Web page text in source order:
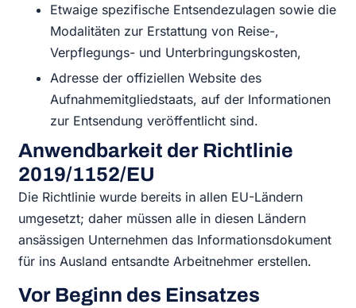
Etwaige spezifische Entsendezulagen sowie die
Modalitäten zur Erstattung von Reise-,
Verpflegungs- und Unterbringungskosten,
Adresse der offiziellen Website des
Aufnahmemitgliedstaats, auf der Informationen
zur Entsendung veröffentlicht sind.
Anwendbarkeit der Richtlinie
2019/1152/EU
Die Richtlinie wurde bereits in allen EU-Ländern
umgesetzt; daher müssen alle in diesen Ländern
ansässigen Unternehmen das Informationsdokument
für ins Ausland entsandte Arbeitnehmer erstellen.
Vor Beginn des Einsatzes